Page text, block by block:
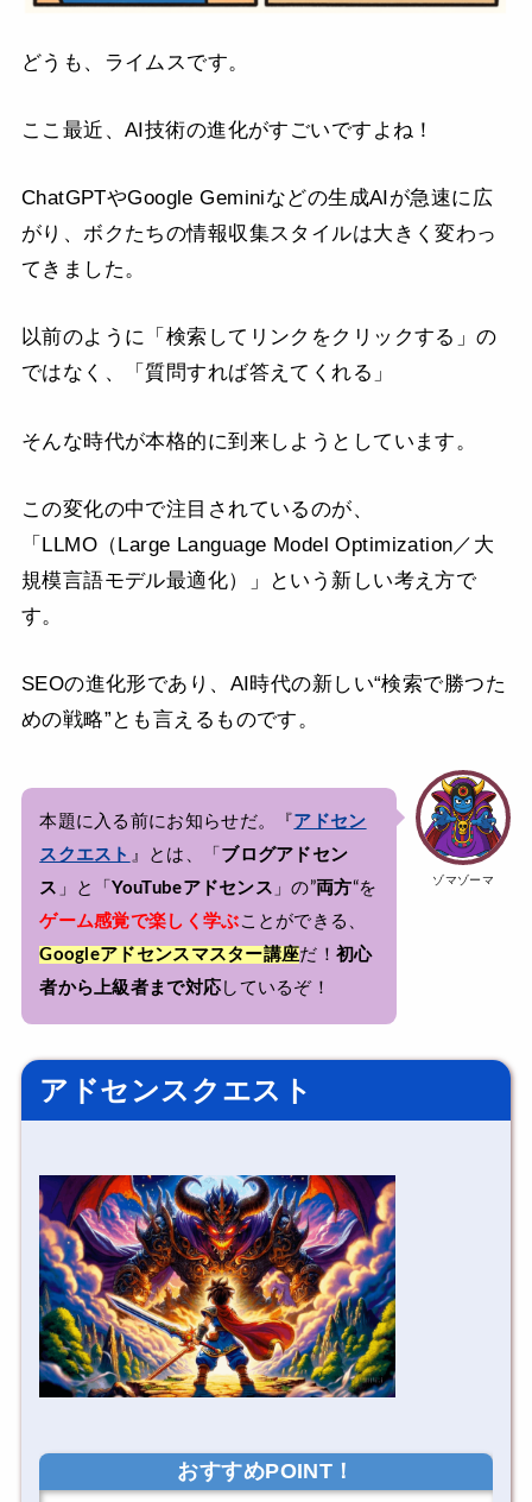
どうも、ライムスです。
ここ最近、AI技術の進化がすごいですよね！
ChatGPTやGoogle Geminiなどの生成AIが急速に広
がり、ボクたちの情報収集スタイルは大きく変わっ
てきました。
以前のように「検索してリンクをクリックする」の
ではなく、「質問すれば答えてくれる」
そんな時代が本格的に到来しようとしています。
この変化の中で注目されているのが、
「LLMO（Large Language Model Optimization／大
規模言語モデル最適化）」という新しい考え方で
す。
SEOの進化形であり、AI時代の新しい“検索で勝つた
めの戦略”とも言えるものです。
ゾマゾーマ
本題に入る前にお知らせだ。『 アドセン
スクエスト 』とは、「 ブログアドセン
ス 」と「YouTubeアドセンス 」の”両方“を
ゲーム感覚で楽しく学ぶ ことができる、
Googleアドセンスマスター講座だ！ 初心
者から上級者まで対応 しているぞ！
アドセンスクエスト
おすすめPOINT！